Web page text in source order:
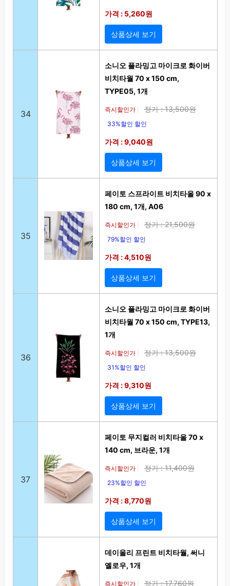
가격 : 5,260원
상품상세 보기
34
소니오 플라밍고 마이크로 화이버
비치타월 70 x 150 cm,
TYPE05, 1개
즉시할인가 정가 : 13,500원
33%할인 할인
가격 : 9,040원
상품상세 보기
35
페이토 스프라이트 비치타올 90 x
180 cm, 1개, A06
즉시할인가 정가 : 21,500원
79%할인 할인
가격 : 4,510원
상품상세 보기
36
소니오 플라밍고 마이크로 화이버
비치타월 70 x 150 cm, TYPE13,
1개
즉시할인가 정가 : 13,500원
31%할인 할인
가격 : 9,310원
상품상세 보기
37
페이토 무지컬러 비치타올 70 x
140 cm, 브라운, 1개
즉시할인가 정가 : 11,400원
23%할인 할인
가격 : 8,770원
상품상세 보기
데이올리 프린트 비치타월, 써니
옐로우, 1개
즉시할인가 정가 : 17,760원